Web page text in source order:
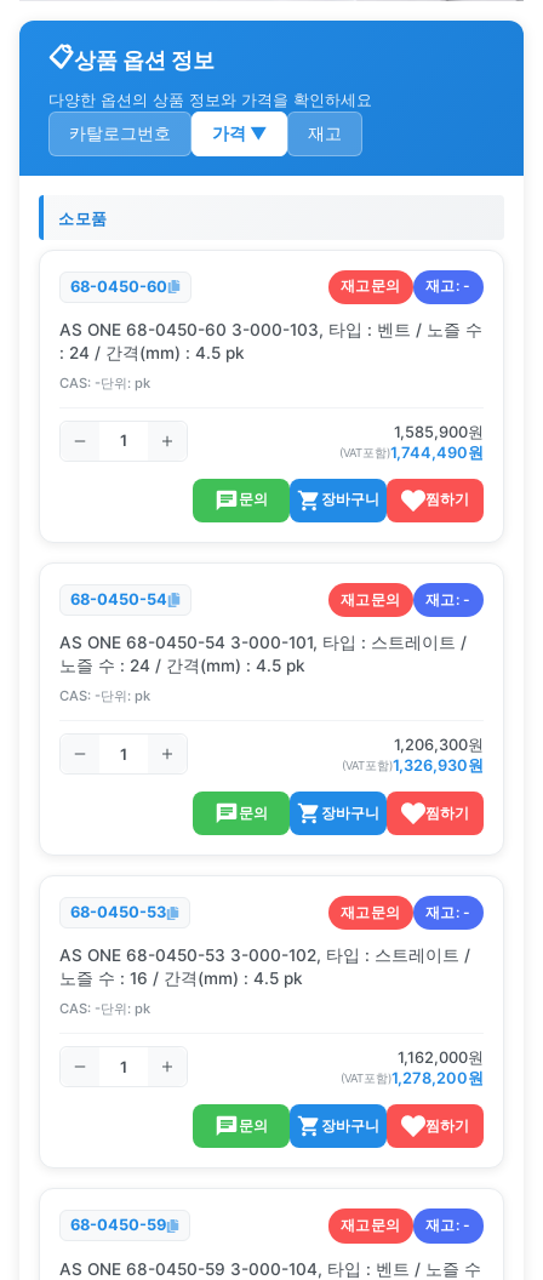
상품 옵션 정보
다양한 옵션의 상품 정보와 가격을 확인하세요
카탈로그번호 가격 ▼ 재고
소모품
68-0450-60 재고문의 재고:-
AS ONE 68-0450-60 3-000-103, 타입 : 벤트 / 노즐 수
: 24 / 간격(mm) : 4.5 pk
CAS: -단위: pk
1,585,900원
(VAT포함)1,744,490원
문의 장바구니 찜하기
68-0450-54 재고문의 재고:-
AS ONE 68-0450-54 3-000-101, 타입 : 스트레이트 /
노즐 수 : 24 / 간격(mm) : 4.5 pk
CAS: -단위: pk
1,206,300원
(VAT포함)1,326,930원
문의 장바구니 찜하기
68-0450-53 재고문의 재고:-
AS ONE 68-0450-53 3-000-102, 타입 : 스트레이트 /
노즐 수 : 16 / 간격(mm) : 4.5 pk
CAS: -단위: pk
1,162,000원
(VAT포함)1,278,200원
문의 장바구니 찜하기
68-0450-59 재고문의 재고:-
AS ONE 68-0450-59 3-000-104, 타입 : 벤트 / 노즐 수